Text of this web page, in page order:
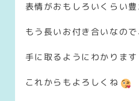
表情がおもしろいくらい
もう長いお付き合いなの
手に取るようにわかります
これからもよろしくね